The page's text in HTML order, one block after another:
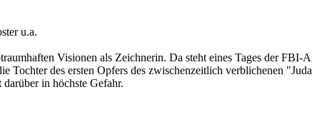
u.a.
Visionen als Zeichnerin. Da steht eines Tages der
Tochter des ersten Opfers des zwischenzeitlich verblichenen
in höchste Gefahr.